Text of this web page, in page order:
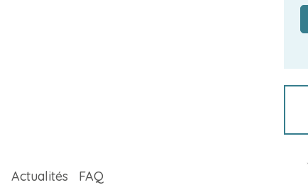
*
Actualités FAQ